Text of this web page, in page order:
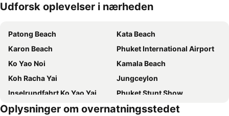
Udvid kort
Udforsk oplevelser i nærheden
Patong Beach
Kata Beach
Karon Beach
Phuket International Airport
Ko Yao Noi
Kamala Beach
Koh Racha Yai
Jungceylon
Inselrundfahrt Ko Yao Yai
Phuket Stunt Show
Soi Bangla
Freedom Beach
Oplysninger om overnatningsstedet